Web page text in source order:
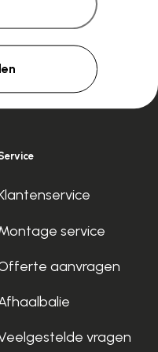
service
aanvragen
vragen